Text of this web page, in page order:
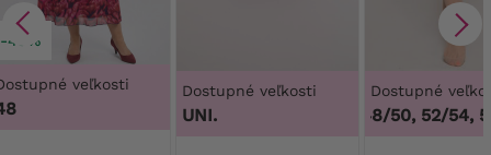
-49%
veľkosti Dostupné veľkosti
UNI.
Dostupné
44/46, 48/50, 52/54,